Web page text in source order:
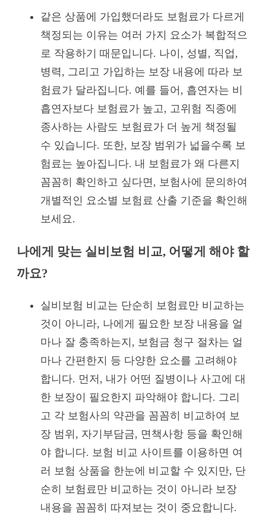
같은 상품에 가입했더라도 보험료가 다르게
책정되는 이유는 여러 가지 요소가 복합적으
로 작용하기 때문입니다. 나이, 성별, 직업,
병력, 그리고 가입하는 보장 내용에 따라 보
험료가 달라집니다. 예를 들어, 흡연자는 비
흡연자보다 보험료가 높고, 고위험 직종에
종사하는 사람도 보험료가 더 높게 책정될
수 있습니다. 또한, 보장 범위가 넓을수록 보
험료는 높아집니다. 내 보험료가 왜 다른지
꼼꼼히 확인하고 싶다면, 보험사에 문의하여
개별적인 요소별 보험료 산출 기준을 확인해
보세요.
나에게 맞는 실비보험 비교, 어떻게 해야 할
까요?
실비보험 비교는 단순히 보험료만 비교하는
것이 아니라, 나에게 필요한 보장 내용을 얼
마나 잘 충족하는지, 보험금 청구 절차는 얼
마나 간편한지 등 다양한 요소를 고려해야
합니다. 먼저, 내가 어떤 질병이나 사고에 대
한 보장이 필요한지 파악해야 합니다. 그리
고 각 보험사의 약관을 꼼꼼히 비교하여 보
장 범위, 자기부담금, 면책사항 등을 확인해
야 합니다. 보험 비교 사이트를 이용하면 여
러 보험 상품을 한눈에 비교할 수 있지만, 단
순히 보험료만 비교하는 것이 아니라 보장
내용을 꼼꼼히 따져보는 것이 중요합니다.